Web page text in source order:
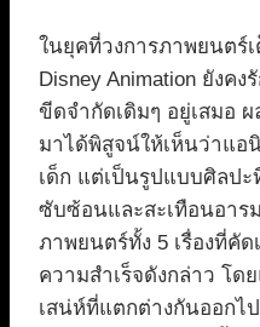
ในยุคที่วงการภาพยนตร์
Disney Animation ยังค
ขีดจำกัดเดิมๆ อยู่เสมอ
มาได้พิสูจน์ให้เห็นว่าแอ
เด็ก แต่เป็นรูปแบบศิลปะ
ซับซ้อนและสะเทือนอาร
ภาพยนตร์ทั้ง 5 เรื่องที่คั
ความสำเร็จดังกล่าว โด
เสน่ห์ที่แตกต่างกันออก